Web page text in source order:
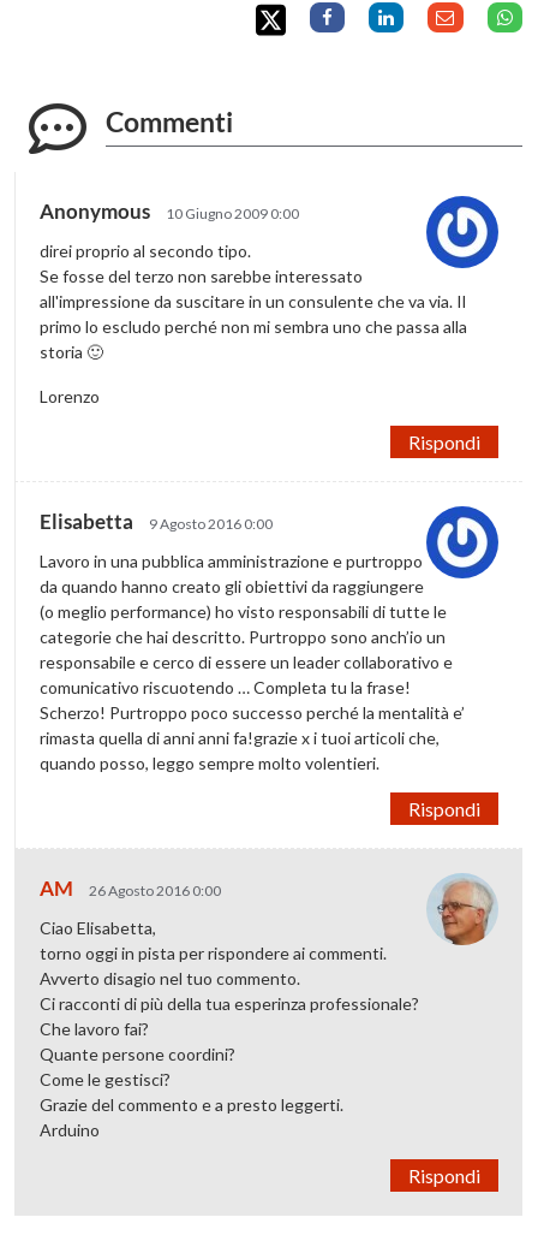
Commenti
Anonymous 10 Giugno 2009 0:00
direi proprio al secondo tipo.
Se fosse del terzo non sarebbe interessato
all'impressione da suscitare in un consulente che va via. Il
primo lo escludo perché non mi sembra uno che passa alla
storia 🙂
Lorenzo
Rispondi
Elisabetta 9 Agosto 2016 0:00
Lavoro in una pubblica amministrazione e purtroppo
da quando hanno creato gli obiettivi da raggiungere
(o meglio performance) ho visto responsabili di tutte le
categorie che hai descritto. Purtroppo sono anch’io un
responsabile e cerco di essere un leader collaborativo e
comunicativo riscuotendo … Completa tu la frase!
Scherzo! Purtroppo poco successo perché la mentalità e’
rimasta quella di anni anni fa!grazie x i tuoi articoli che,
quando posso, leggo sempre molto volentieri.
Rispondi
AM 26 Agosto 2016 0:00
Ciao Elisabetta,
torno oggi in pista per rispondere ai commenti.
Avverto disagio nel tuo commento.
Ci racconti di più della tua esperinza professionale?
Che lavoro fai?
Quante persone coordini?
Come le gestisci?
Grazie del commento e a presto leggerti.
Arduino
Rispondi